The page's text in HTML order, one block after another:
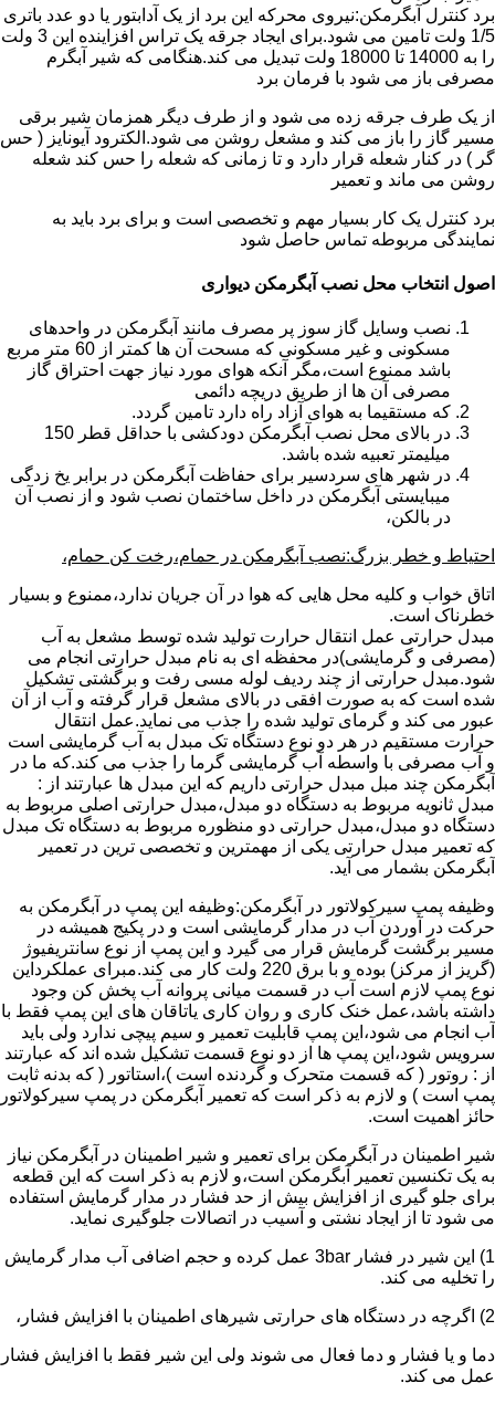
برد کنترل آبگرمکن:نیروی محرکه این برد از یک آدابتور یا دو عدد باتری
1/5 ولت تامین می شود.برای ایجاد جرقه یک تراس افزاینده این 3 ولت
را به 14000 تا 18000 ولت تبدیل می کند.هنگامی که شیر آبگرم
مصرفی باز می شود با فرمان برد
از یک طرف جرقه زده می شود و از طرف دیگر همزمان شیر برقی
مسیر گاز را باز می کند و مشعل روشن می شود.الکترود آیونایز ( حس
گر ) در کنار شعله قرار دارد و تا زمانی که شعله را حس کند شعله
روشن می ماند و تعمیر
برد کنترل یک کار بسیار مهم و تخصصی است و برای برد باید به
نمایندگی مربوطه تماس حاصل شود
اصول انتخاب محل نصب آبگرمکن دیواری
نصب وسایل گاز سوز پر مصرف مانند آبگرمکن در واحدهای
مسکونی و غیر مسکونی که مسحت آن ها کمتر از 60 متر مربع
باشد ممنوع است،مگر آنکه هوای مورد نیاز جهت احتراق گاز
مصرفی آن ها از طریق دریچه دائمی
که مستقیما به هوای آزاد راه دارد تامین گردد.
در بالای محل نصب آبگرمکن دودکشی با حداقل قطر 150
میلیمتر تعبیه شده باشد.
در شهر های سردسیر برای حفاظت آبگرمکن در برابر یخ زدگی
میبایستی آبگرمکن در داخل ساختمان نصب شود و از نصب آن
در بالکن،
احتیاط و خطر بزرگ:نصب آبگرمکن در حمام،رخت کن حمام،
اتاق خواب و کلیه محل هایی که هوا در آن جریان ندارد،ممنوع و بسیار
خطرناک است.
مبدل حرارتی عمل انتقال حرارت تولید شده توسط مشعل به آب
(مصرفی و گرمایشی)در محفظه ای به نام مبدل حرارتی انجام می
شود.مبدل حرارتی از چند ردیف لوله مسی رفت و برگشتی تشکیل
شده است که به صورت افقی در بالای مشعل قرار گرفته و آب از آن
عبور می کند و گرمای تولید شده را جذب می نماید.عمل انتقال
حرارت مستقیم در هر دو نوع دستگاه تک مبدل به آب گرمایشی است
و آب مصرفی با واسطه آب گرمایشی گرما را جذب می کند.که ما در
آبگرمکن چند مبل مبدل حرارتی داریم که این مبدل ها عبارتند از :
مبدل ثانویه مربوط به دستگاه دو مبدل،مبدل حرارتی اصلی مربوط به
دستگاه دو مبدل،مبدل حرارتی دو منظوره مربوط به دستگاه تک مبدل
که تعمیر مبدل حرارتی یکی از مهمترین و تخصصی ترین در تعمیر
آبگرمکن بشمار می آید.
وظیفه پمپ سیرکولاتور در آبگرمکن:وظیفه این پمپ در آبگرمکن به
حرکت در آوردن آب در مدار گرمایشی است و در پکیج همیشه در
مسیر برگشت گرمایش قرار می گیرد و این پمپ از نوع سانتریفیوژ
(گریز از مرکز) بوده و با برق 220 ولت کار می کند.مبرای عملکرداین
نوع پمپ لازم است آب در قسمت میانی پروانه آب پخش کن وجود
داشته باشد،عمل خنک کاری و روان کاری یاتاقان های این پمپ فقط با
آب انجام می شود،این پمپ قابلیت تعمیر و سیم پیچی ندارد ولی باید
سرویس شود،این پمپ ها از دو نوع قسمت تشکیل شده اند که عبارتند
از : روتور ( که قسمت متحرک و گردنده است )،استاتور ( که بدنه ثابت
پمپ است ) و لازم به ذکر است که تعمیر آبگرمکن در پمپ سیرکولاتور
حائز اهمیت است.
شیر اطمینان در آبگرمکن برای تعمیر و شیر اطمینان در آبگرمکن نیاز
به یک تکنسین تعمیر آبگرمکن است،و لازم به ذکر است که این قطعه
برای جلو گیری از افزایش بیش از حد فشار در مدار گرمایش استفاده
می شود تا از ایجاد نشتی و آسیب در اتصالات جلوگیری نماید.
1) این شیر در فشار 3bar عمل کرده و حجم اضافی آب مدار گرمایش
را تخلیه می کند.
2) اگرچه در دستگاه های حرارتی شیرهای اطمینان با افزایش فشار،
دما و یا فشار و دما فعال می شوند ولی این شیر فقط با افزایش فشار
عمل می کند.